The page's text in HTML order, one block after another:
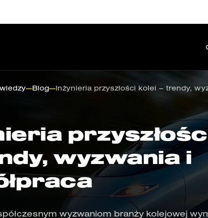
Liczby Nasza misja
Autobusy Obrona Tabor
Wnętrze Oświetlenie Wiązki
Blog
—Blog—Inżynieria przyszłości kolei – trendy,
wyzwania i
wyzwaniom branży kolejowej